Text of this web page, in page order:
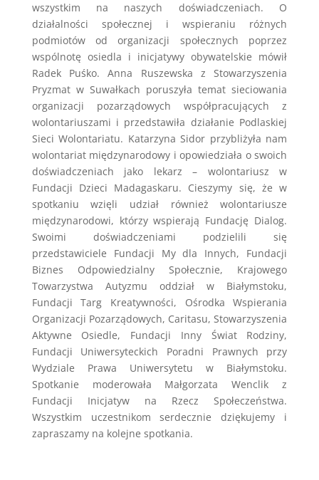
wszystkim na naszych doświadczeniach. O
działalności społecznej i wspieraniu różnych
podmiotów od organizacji społecznych poprzez
wspólnotę osiedla i inicjatywy obywatelskie mówił
Radek Puśko. Anna Ruszewska z Stowarzyszenia
Pryzmat w Suwałkach poruszyła temat sieciowania
organizacji pozarządowych współpracujących z
wolontariuszami i przedstawiła działanie Podlaskiej
Sieci Wolontariatu. Katarzyna Sidor przybliżyła nam
wolontariat międzynarodowy i opowiedziała o swoich
doświadczeniach jako lekarz – wolontariusz w
Fundacji Dzieci Madagaskaru. Cieszymy się, że w
spotkaniu wzięli udział również wolontariusze
międzynarodowi, którzy wspierają Fundację Dialog.
Swoimi doświadczeniami podzielili się
przedstawiciele Fundacji My dla Innych, Fundacji
Biznes Odpowiedzialny Społecznie, Krajowego
Towarzystwa Autyzmu oddział w Białymstoku,
Fundacji Targ Kreatywności, Ośrodka Wspierania
Organizacji Pozarządowych, Caritasu, Stowarzyszenia
Aktywne Osiedle, Fundacji Inny Świat Rodziny,
Fundacji Uniwersyteckich Poradni Prawnych przy
Wydziale Prawa Uniwersytetu w Białymstoku.
Spotkanie moderowała Małgorzata Wenclik z
Fundacji Inicjatyw na Rzecz Społeczeństwa.
Wszystkim uczestnikom serdecznie dziękujemy i
zapraszamy na kolejne spotkania.